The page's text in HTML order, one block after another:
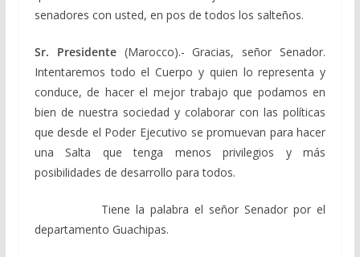
senadores con usted, en pos de todos los salteños.
Sr. Presidente (Marocco).- Gracias, señor Senador.
Intentaremos todo el Cuerpo y quien lo representa y
conduce, de hacer el mejor trabajo que podamos en
bien de nuestra sociedad y colaborar con las políticas
que desde el Poder Ejecutivo se promuevan para hacer
una Salta que tenga menos privilegios y más
posibilidades de desarrollo para todos.
Tiene la palabra el señor Senador por el
departamento Guachipas.